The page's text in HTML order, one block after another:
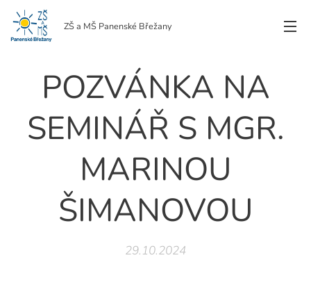
ZŠ a MŠ Panenské Břežany
POZVÁNKA NA
SEMINÁŘ S MGR.
MARINOU
ŠIMANOVOU
29.10.2024